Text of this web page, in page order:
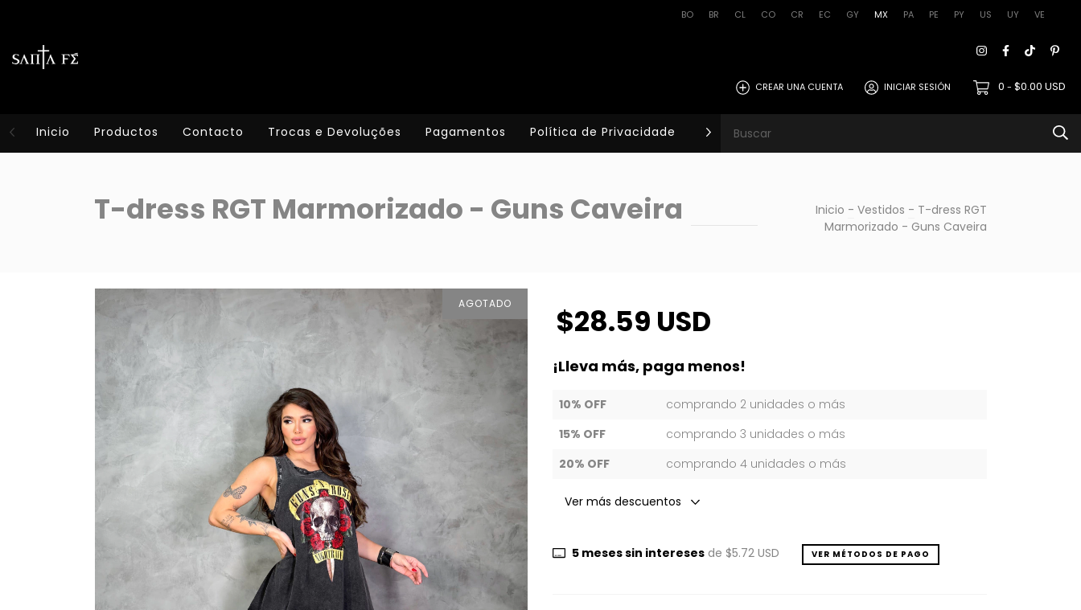
BO BR CL CO CR EC GY MX PA PE PY US UY VE
CREAR UNA CUENTA INICIAR SESIÓN 0 - $0.00 USD
Inicio Productos Contacto Trocas e Devoluções Pagamentos Política de Privacidade Termos de uso
T-dress RGT Marmorizado - Guns Caveira Inicio - Vestidos - T-dress RGT
Marmorizado - Guns Caveira
AGOTADO $28.59 USD
¡Lleva más, paga menos!
10% OFF
comprando 2 unidades o más
15% OFF
comprando 3 unidades o más
20% OFF
comprando 4 unidades o más
Ver más descuentos
5meses sin interesesde $5.72 USD VER MÉTODOS DE PAGO